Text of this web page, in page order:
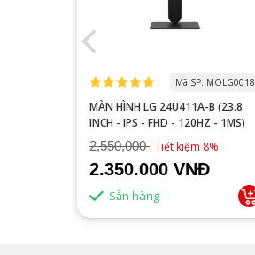
Mã SP: MOLG0018
MÀN HÌNH LG 24U411A-B (23.8
INCH - IPS - FHD - 120HZ - 1MS)
2,550,000 Tiết kiệm 8%
2.350.000 VNĐ
Sẵn hàng